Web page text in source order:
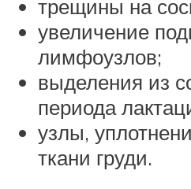
трещины на
увеличение
лимфоузлов;
выделения из
периода
узлы,
ткани груди.